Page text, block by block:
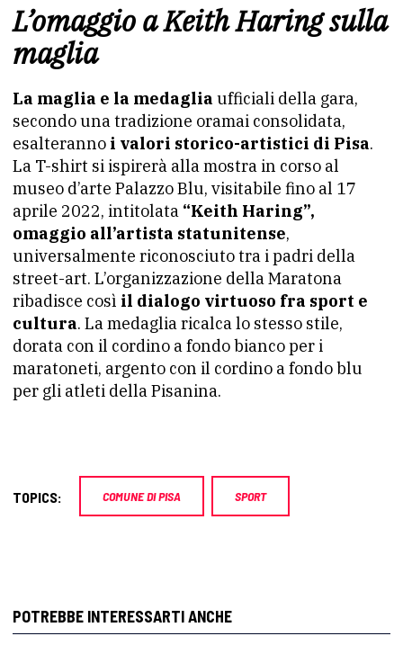
L’omaggio a Keith Haring sulla
maglia
La maglia e la medaglia ufficiali della gara,
secondo una tradizione oramai consolidata,
esalteranno i valori storico-artistici di Pisa.
La T-shirt si ispirerà alla mostra in corso al
museo d’arte Palazzo Blu, visitabile fino al 17
aprile 2022, intitolata “Keith Haring”,
omaggio all’artista statunitense,
universalmente riconosciuto tra i padri della
street-art. L’organizzazione della Maratona
ribadisce così il dialogo virtuoso fra sport e
cultura. La medaglia ricalca lo stesso stile,
dorata con il cordino a fondo bianco per i
maratoneti, argento con il cordino a fondo blu
per gli atleti della Pisanina.
TOPICS: COMUNE DI PISA SPORT
POTREBBE INTERESSARTI ANCHE